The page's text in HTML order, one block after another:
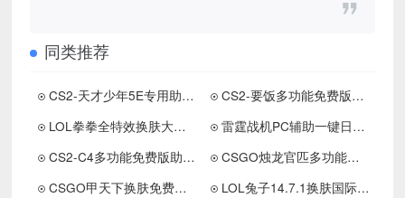
同类推荐
CS2-天才少年5E专用助手V2.27下载
CS2-要饭多功能免费版助手下载
LOL拳拳全特效换肤大师14.9免费版下载
雷霆战机PC辅助一键日常 闯关 刷金币等
CS2-C4多功能免费版助手下载，支持5E官匹
CSGO烛龙官匹多功能免费版助手下载 更新置顶
CSGO甲天下换肤免费版助手下载
LOL兔子14.7.1换肤国际服版下载 更新置顶